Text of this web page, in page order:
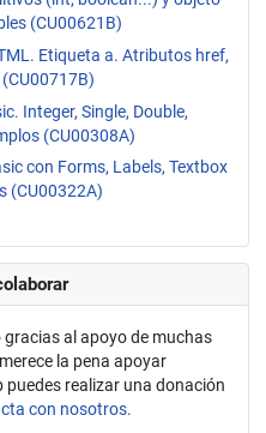
(CU00621B)
Etiqueta a. Atributos href,
Integer, Single, Double,
(CU00308A)
con Forms, Labels, Textbox
(CU00322A)
al apoyo de muchas
la pena apoyar
realizar una donación
con nosotros.